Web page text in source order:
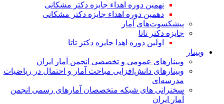
نهمین دوره اهداء جایزه دکتر مشکانی
دهمین دوره اهداء جایزه دکتر مشکانی
پیشکسوت‌های آمار
جایزه دکتر تاتا
اولین دوره اهدا جایزه دکتر تاتا
وبینار
وبینارهای عمومی و تخصصی انجمن آمار ایران
وبینارهای دانش‌افزایی مباحث آمار و احتمال در ریاضیات
مدرسه‌ای
سخنرانی های شبکه متخصصان آمارهای رسمی انجمن
آمار ایران